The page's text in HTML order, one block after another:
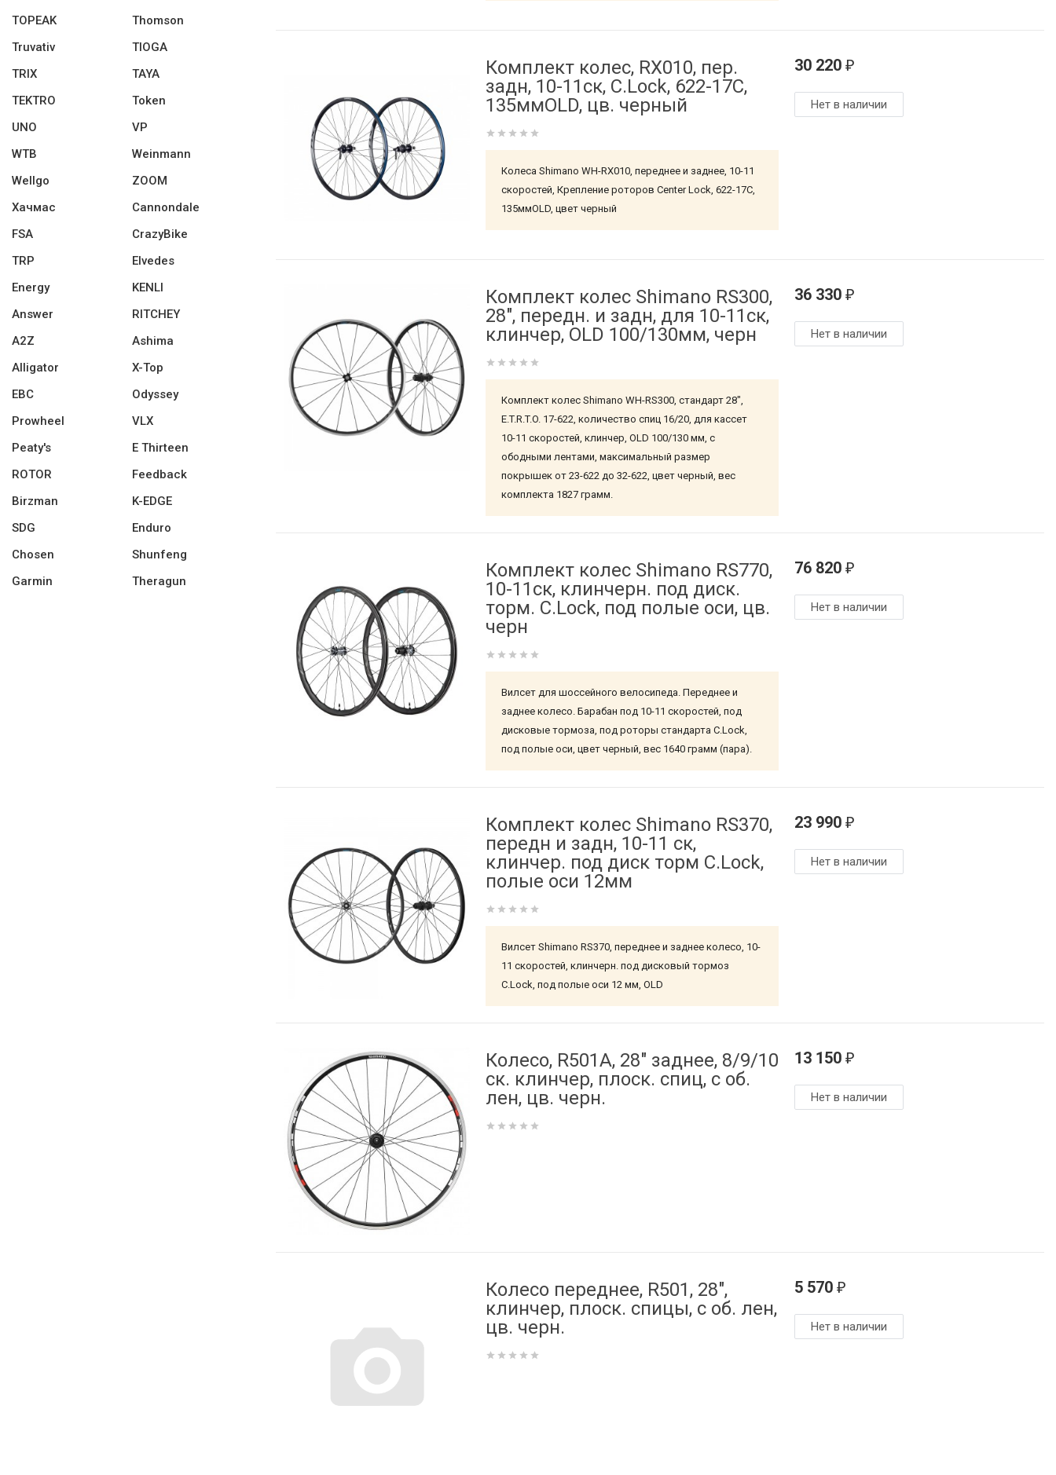
TOPEAK
Thomson
Truvativ
TIOGA
TRIX
TAYA
TEKTRO
Token
UNO
VP
WTB
Weinmann
Wellgo
ZOOM
Хачмас
Cannondale
FSA
CrazyBike
TRP
Elvedes
Energy
KENLI
Answer
RITCHEY
A2Z
Ashima
Alligator
X-Top
EBC
Odyssey
Prowheel
VLX
Peaty's
E Thirteen
ROTOR
Feedback
Birzman
K-EDGE
SDG
Enduro
Chosen
Shunfeng
Garmin
Theragun
Комплект колес, RX010, пер.
задн, 10-11ск, C.Lock, 622-17C,
135ммOLD, цв. черный
Колеса Shimano WH-RX010, переднее и заднее, 10-11
скоростей, Крепление роторов Center Lock, 622-17C,
135ммOLD, цвет черный
30 220 ₽
Нет в наличии
Комплект колес Shimano RS300,
28", передн. и задн, для 10-11ск,
клинчер, OLD 100/130мм, черн
Комплект колес Shimano WH-RS300, стандарт 28",
E.T.R.T.O. 17-622, количество спиц 16/20, для кассет
10-11 скоростей, клинчер, OLD 100/130 мм, с
ободными лентами, максимальный размер
покрышек от 23-622 до 32-622, цвет черный, вес
комплекта 1827 грамм.
36 330 ₽
Нет в наличии
Комплект колес Shimano RS770,
10-11ск, клинчерн. под диск.
торм. C.Lock, под полые оси, цв.
черн
Вилсет для шоссейного велосипеда. Переднее и
заднее колесо. Барабан под 10-11 скоростей, под
дисковые тормоза, под роторы стандарта C.Lock,
под полые оси, цвет черный, вес 1640 грамм (пара).
76 820 ₽
Нет в наличии
Комплект колес Shimano RS370,
передн и задн, 10-11 ск,
клинчер. под диск торм C.Lock,
полые оси 12мм
Вилсет Shimano RS370, переднее и заднее колесо, 10-
11 скоростей, клинчерн. под дисковый тормоз
C.Lock, под полые оси 12 мм, OLD
23 990 ₽
Нет в наличии
Колесо, R501A, 28" заднее, 8/9/10
ск. клинчер, плоск. спиц, с об.
лен, цв. черн.
13 150 ₽
Нет в наличии
Колесо переднее, R501, 28",
клинчер, плоск. спицы, с об. лен,
цв. черн.
5 570 ₽
Нет в наличии